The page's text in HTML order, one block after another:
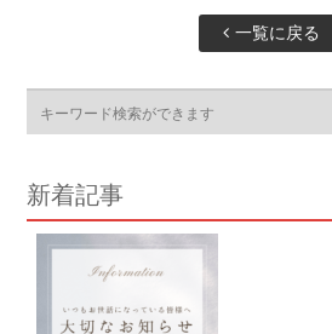
一覧に戻る
新着記事